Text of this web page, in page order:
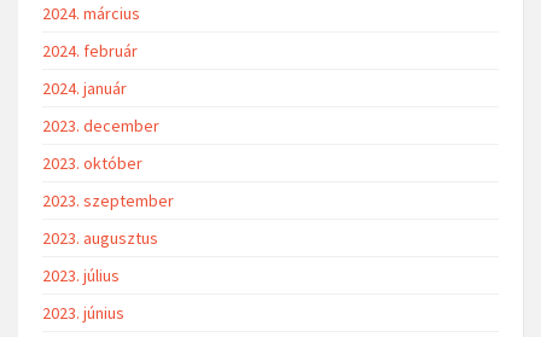
2024. március
2024. február
2024. január
2023. december
2023. október
2023. szeptember
2023. augusztus
2023. július
2023. június